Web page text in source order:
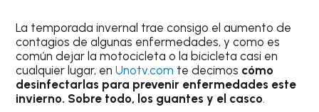
La temporada invernal trae consigo el aumento de
contagios de algunas enfermedades, y como es
común dejar la motocicleta o la bicicleta casi en
cualquier lugar, enUnotv.com te decimos cómo
desinfectarlas para prevenir enfermedades este
invierno. Sobre todo, los guantes y el casco.